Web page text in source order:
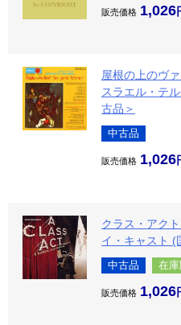
販売価格 1,026
屋根の上のヴ
スラエル・テ
古品＞
中古品
販売価格 1,026
クラス・アク
イ・キャスト (
中古品 在
販売価格 1,026